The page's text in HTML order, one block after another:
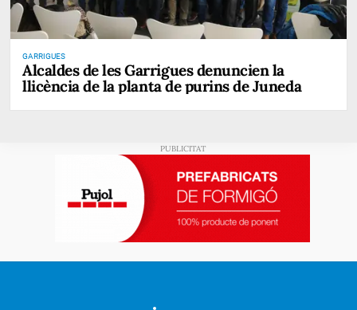
GARRIGUES
Alcaldes de les Garrigues denuncien la
llicència de la planta de purins de Juneda